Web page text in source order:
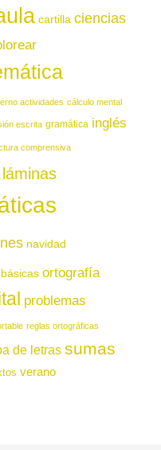
cartilla ciencias
actividades cálculo mental
escrita gramática inglés
comprensiva
láminas
navidad
ortografía
problemas
reglas ortográficas
de letras sumas
verano